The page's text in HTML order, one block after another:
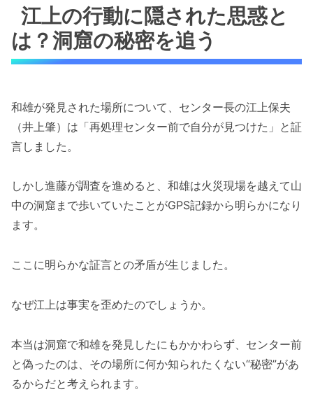
江上の行動に隠された思惑と
は？洞窟の秘密を追う
和雄が発見された場所について、センター長の江上保夫
（井上肇）は「再処理センター前で自分が見つけた」と証
言しました。
しかし進藤が調査を進めると、和雄は火災現場を越えて山
中の洞窟まで歩いていたことがGPS記録から明らかになり
ます。
ここに明らかな証言との矛盾が生じました。
なぜ江上は事実を歪めたのでしょうか。
本当は洞窟で和雄を発見したにもかかわらず、センター前
と偽ったのは、その場所に何か知られたくない“秘密”があ
るからだと考えられます。